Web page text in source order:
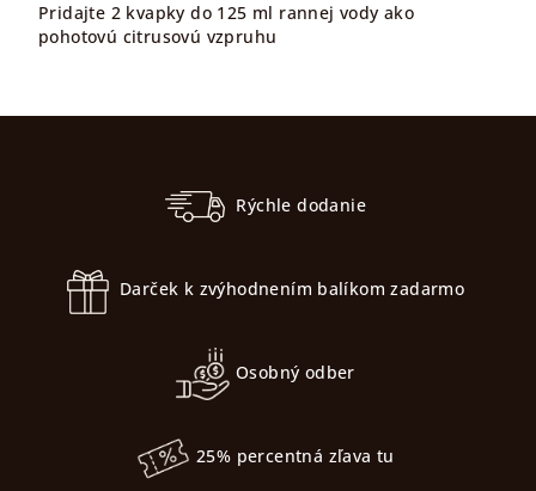
Pridajte 2 kvapky do 125 ml rannej vody ako
pohotovú citrusovú vzpruhu
Rýchle dodanie
Darček k zvýhodnením balíkom zadarmo
Osobný odber
25% percentná zľava tu